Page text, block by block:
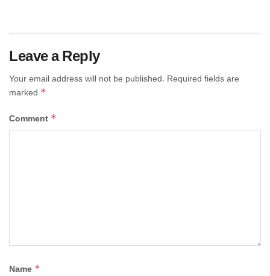
Leave a Reply
Your email address will not be published. Required fields are
marked *
Comment *
Name *